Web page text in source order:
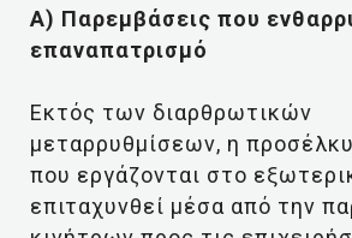
Α) Παρεμβάσεις που
επαναπατρισμό
Εκτός των διαρθρωτικών
μεταρρυθμίσεων, η
που εργάζονται στο
επιταχυνθεί μέσα από την